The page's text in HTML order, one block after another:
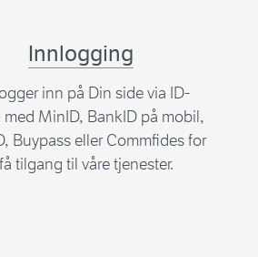
Innlogging
inn på Din side via ID-
med MinID, BankID på mobil,
Buypass eller Commfides for
tilgang til våre tjenester.